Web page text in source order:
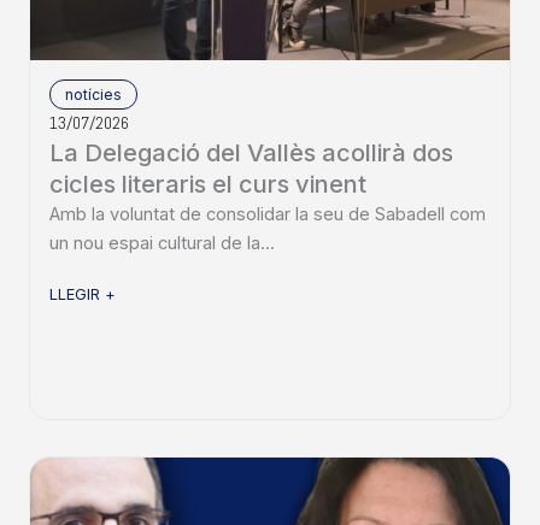
notícies
13/07/2026
La Delegació del Vallès acollirà dos
cicles literaris el curs vinent
Amb la voluntat de consolidar la seu de Sabadell com
un nou espai cultural de la...
LLEGIR +